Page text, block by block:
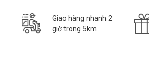
Giao hàng nhanh 2
giờ trong 5km